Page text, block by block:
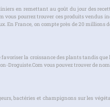
en remettant au goût du jour des
pourrez trouver ces produits
En France, on compte près de 20
la croissance des plants tandis
Droguiste.Com vous pouvez trouver de
bactéries et champignons sur les